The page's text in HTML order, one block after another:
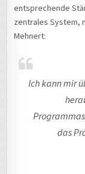
entsprechende
zentrales System,
Mehnert:
Ich kann mir
das